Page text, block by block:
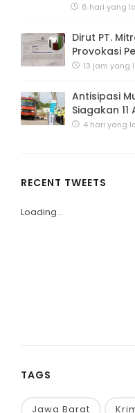
6 hari yang
Dirut PT.
Provokasi
13 jam yang
Antisipasi
Siagakan
4 hari yang
RECENT TWEETS
Loading...
TAGS
Jawa Barat